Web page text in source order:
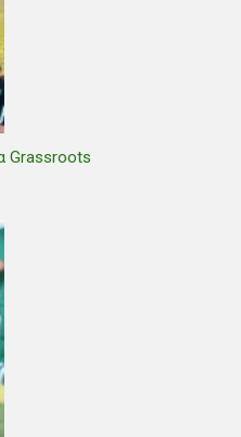
Grassroots